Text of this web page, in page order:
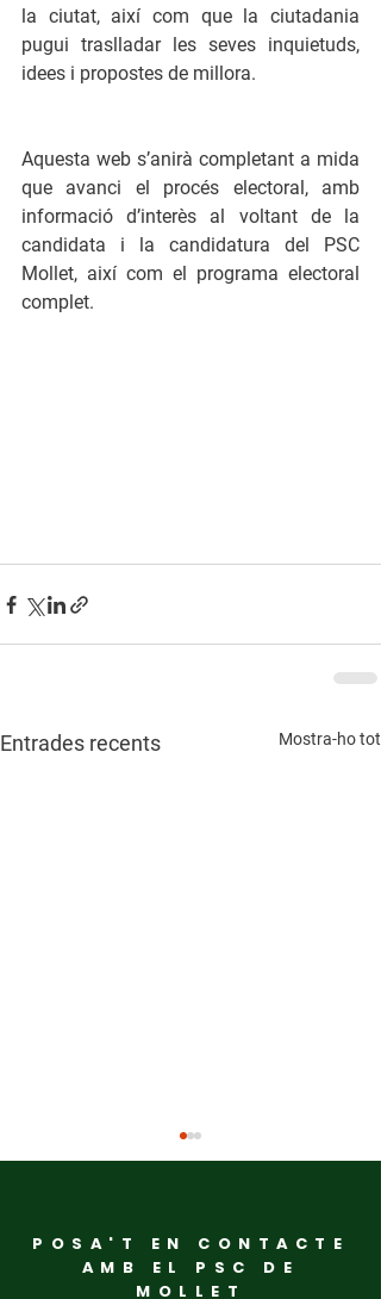
la ciutat, així com que la ciutadania
pugui traslladar les seves inquietuds,
idees i propostes de millora.
Aquesta web s’anirà completant a mida
que avanci el procés electoral, amb
informació d’interès al voltant de la
candidata i la candidatura del PSC
Mollet, així com el programa electoral
complet.
Entrades recents Mostra-ho tot
POSA'T EN CONTACTE
AMB EL PSC DE
MOLLET